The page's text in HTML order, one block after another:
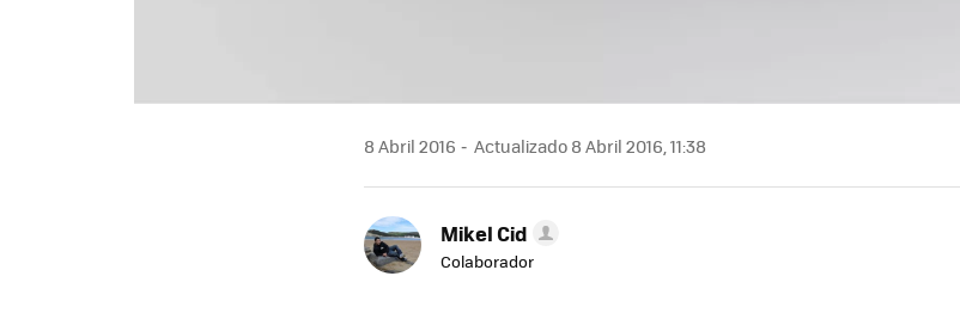
8 Abril 2016 Actualizado 8 Abril 2016, 11:38
Mikel Cid
Colaborador